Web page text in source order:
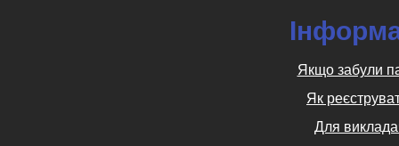
Якщо забули
Як
Для